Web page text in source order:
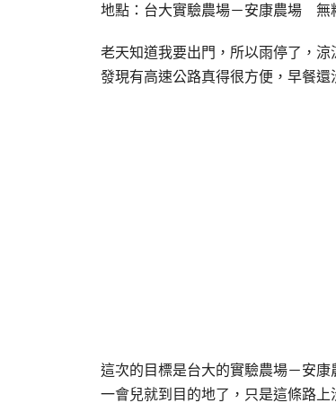
地點：台大實驗農場－安康農場 無
老天知道我要出門，所以雨停了，涼
發現有高速公路真得很方便，早餐還
這次的目標是台大的實驗農場－安
一會兒就到目的地了，只是這條路